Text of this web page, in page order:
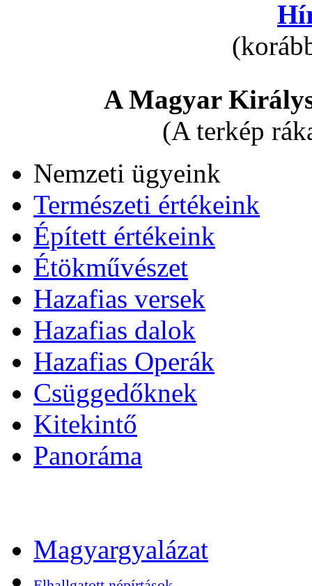
A Magyar
(A terkép
Nemzeti ügyeink
Természeti értékeink
Épített értékeink
Étökművészet
Hazafias versek
Hazafias dalok
Hazafias Operák
Csüggedőknek
Kitekintő
Panoráma
Magyargyalázat